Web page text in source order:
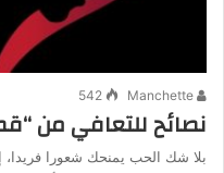
542
نصائح للتعافي من
بلا شك الحب يمنحك شعورا فريدا،